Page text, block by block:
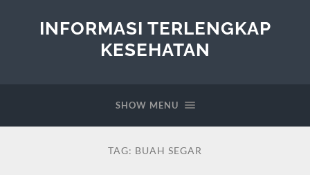
INFORMASI TERLENGKAP
KESEHATAN
SHOW MENU
TAG: BUAH SEGAR